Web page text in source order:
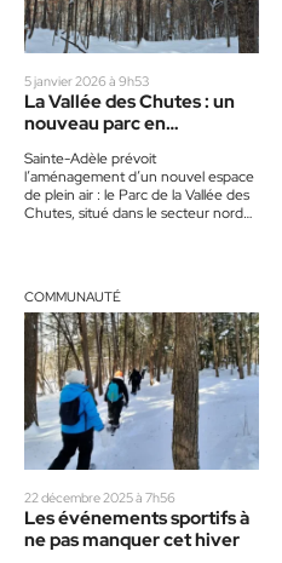
5 janvier 2026 à 9h53
La Vallée des Chutes : un
nouveau parc en
Sainte-Adèle prévoit
l’aménagement d’un nouvel espace
de plein air : le Parc de la Vallée des
Chutes, situé dans le secteur nord
COMMUNAUTÉ
22 décembre 2025 à 7h56
Les événements sportifs à
ne pas manquer cet hiver